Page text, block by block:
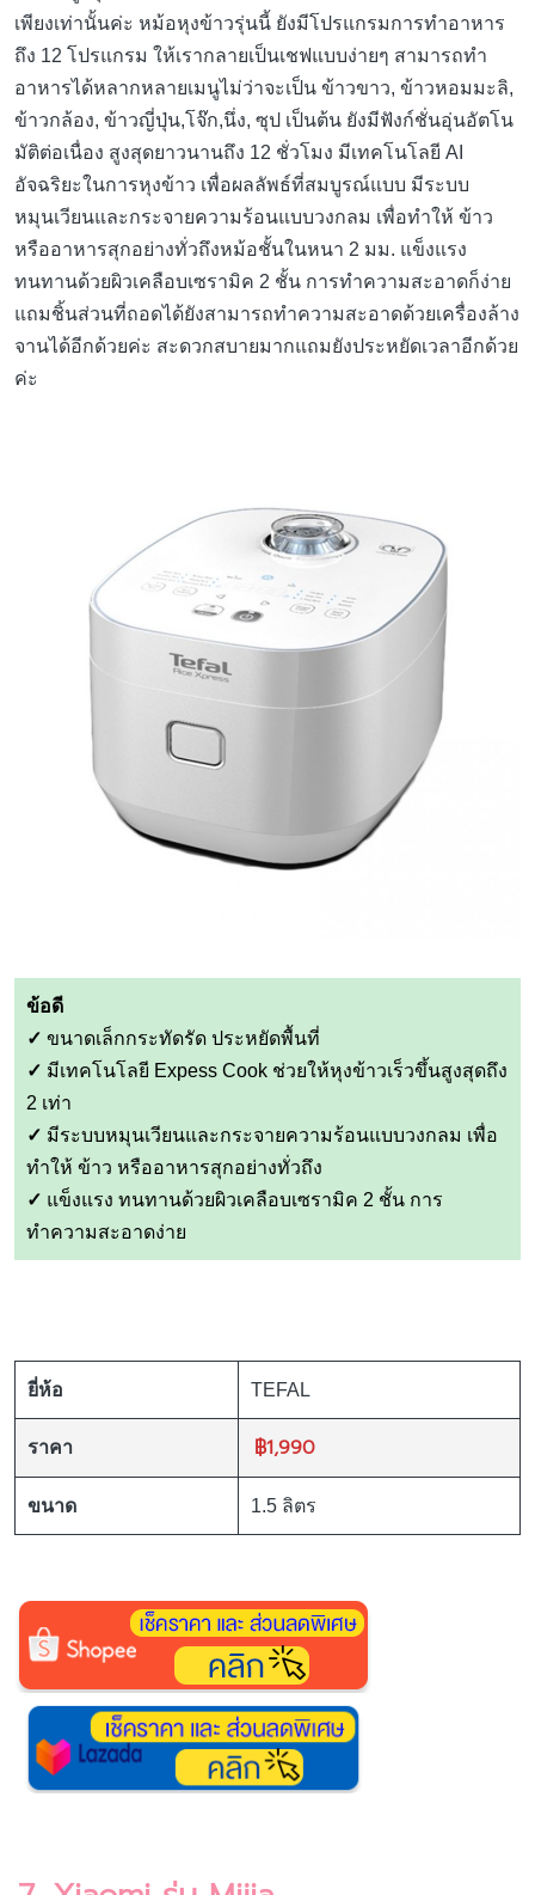
เพียงเท่านั้นค่ะ หม้อหุงข้าวรุ่นนี้ ยังมีโปรแกรมการทำอาหาร
ถึง 12 โปรแกรม ให้เรากลายเป็นเชฟแบบง่ายๆ สามารถทำ
อาหารได้หลากหลายเมนูไม่ว่าจะเป็น ข้าวขาว, ข้าวหอมมะลิ,
ข้าวกล้อง, ข้าวญี่ปุ่น,โจ๊ก,นึ่ง, ซุป เป็นต้น ยังมีฟังก์ชั่นอุ่นอัตโน
มัติต่อเนื่อง สูงสุดยาวนานถึง 12 ชั่วโมง มีเทคโนโลยี AI
อัจฉริยะในการหุงข้าว เพื่อผลลัพธ์ที่สมบูรณ์แบบ มีระบบ
หมุนเวียนและกระจายความร้อนแบบวงกลม เพื่อทำให้ ข้าว
หรืออาหารสุกอย่างทั่วถึงหม้อชั้นในหนา 2 มม. แข็งแรง
ทนทานด้วยผิวเคลือบเซรามิค 2 ชั้น การทำความสะอาดก็ง่าย
แถมชิ้นส่วนที่ถอดได้ยังสามารถทำความสะอาดด้วยเครื่องล้าง
จานได้อีกด้วยค่ะ สะดวกสบายมากแถมยังประหยัดเวลาอีกด้วย
ค่ะ
ข้อดี
✓ ขนาดเล็กกระทัดรัด ประหยัดพื้นที่
✓ มีเทคโนโลยี Expess Cook ช่วยให้หุงข้าวเร็วขึ้นสูงสุดถึง
2 เท่า
✓ มีระบบหมุนเวียนและกระจายความร้อนแบบวงกลม เพื่อ
ทำให้ ข้าว หรืออาหารสุกอย่างทั่วถึง
✓ แข็งแรง ทนทานด้วยผิวเคลือบเซรามิค 2 ชั้น การ
ทำความสะอาดง่าย
ยี่ห้อ TEFAL
ราคา ฿1,990
ขนาด 1.5 ลิตร